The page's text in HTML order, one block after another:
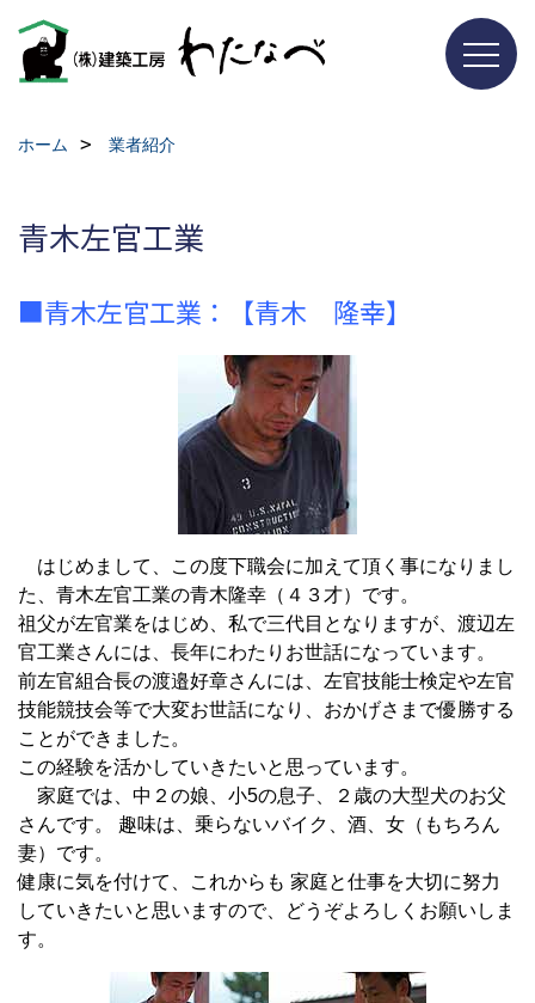
ホーム 業者紹介
青木左官工業
■青木左官工業：【青木 隆幸】
はじめまして、この度下職会に加えて頂く事になりまし
た、青木左官工業の青木隆幸（４３才）です。
祖父が左官業をはじめ、私で三代目となりますが、渡辺左
官工業さんには、長年にわたりお世話になっています。
前左官組合長の渡邉好章さんには、左官技能士検定や左官
技能競技会等で大変お世話になり、おかげさまで優勝する
ことができました。
この経験を活かしていきたいと思っています。
家庭では、中２の娘、小5の息子、２歳の大型犬のお父
さんです。 趣味は、乗らないバイク、酒、女（もちろん
妻）です。
健康に気を付けて、これからも 家庭と仕事を大切に努力
していきたいと思いますので、どうぞよろしくお願いしま
す。